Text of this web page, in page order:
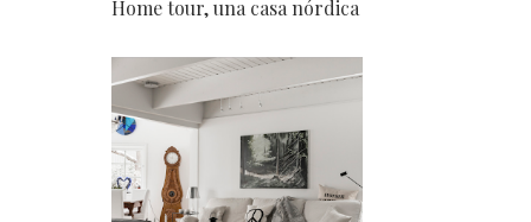
Home tour, una casa nórdica